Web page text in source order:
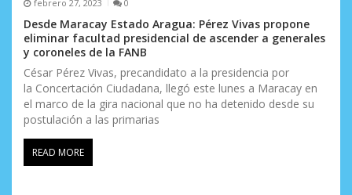
febrero 27, 2023 0
Desde Maracay Estado Aragua: Pérez Vivas propone
eliminar facultad presidencial de ascender a generales
y coroneles de la FANB
César Pérez Vivas, precandidato a la presidencia por
la Concertación Ciudadana, llegó este lunes a Maracay en
el marco de la gira nacional que no ha detenido desde su
postulación a las primarias
READ MORE